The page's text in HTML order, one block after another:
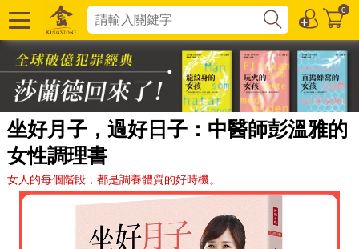
0
坐好月子，過好日子：中醫師彭溫雅的
女性調理書
女人的每個階段，都是調養體質的好時機。